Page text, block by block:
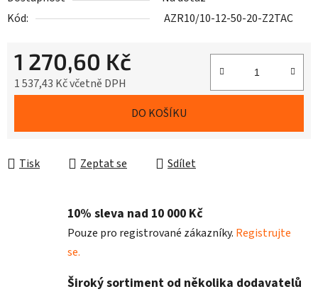
Kód:
AZR10/10-12-50-20-Z2TAC
1 270,60 Kč
1 537,43 Kč včetně DPH
DO KOŠÍKU
Tisk Zeptat se Sdílet
10% sleva nad 10 000 Kč
Pouze pro registrované zákazníky. Registrujte
se.
Široký sortiment od několika dodavatelů